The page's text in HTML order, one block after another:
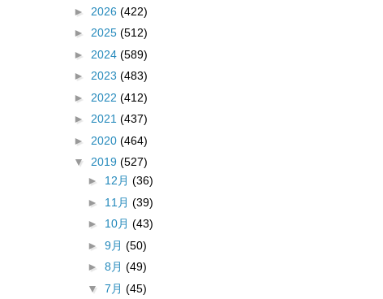
► 2026 (422)
► 2025 (512)
► 2024 (589)
► 2023 (483)
► 2022 (412)
► 2021 (437)
► 2020 (464)
▼ 2019 (527)
► 12月 (36)
► 11月 (39)
► 10月 (43)
► 9月 (50)
► 8月 (49)
▼ 7月 (45)